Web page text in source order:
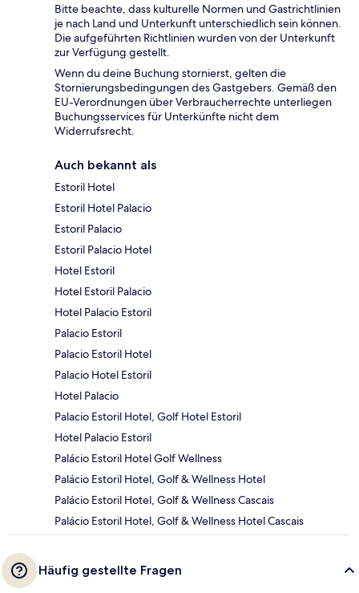
Bitte beachte, dass kulturelle Normen und Gastrichtlinien
je nach Land und Unterkunft unterschiedlich sein können.
Die aufgeführten Richtlinien wurden von der Unterkunft
zur Verfügung gestellt.
Wenn du deine Buchung stornierst, gelten die
Stornierungsbedingungen des Gastgebers. Gemäß den
EU-Verordnungen über Verbraucherrechte unterliegen
Buchungsservices für Unterkünfte nicht dem
Widerrufsrecht.
Auch bekannt als
Estoril Hotel
Estoril Hotel Palacio
Estoril Palacio
Estoril Palacio Hotel
Hotel Estoril
Hotel Estoril Palacio
Hotel Palacio Estoril
Palacio Estoril
Palacio Estoril Hotel
Palacio Hotel Estoril
Hotel Palacio
Palacio Estoril Hotel, Golf Hotel Estoril
Hotel Palacio Estoril
Palácio Estoril Hotel Golf Wellness
Palácio Estoril Hotel, Golf & Wellness Hotel
Palácio Estoril Hotel, Golf & Wellness Cascais
Palácio Estoril Hotel, Golf & Wellness Hotel Cascais
Häufig gestellte Fragen